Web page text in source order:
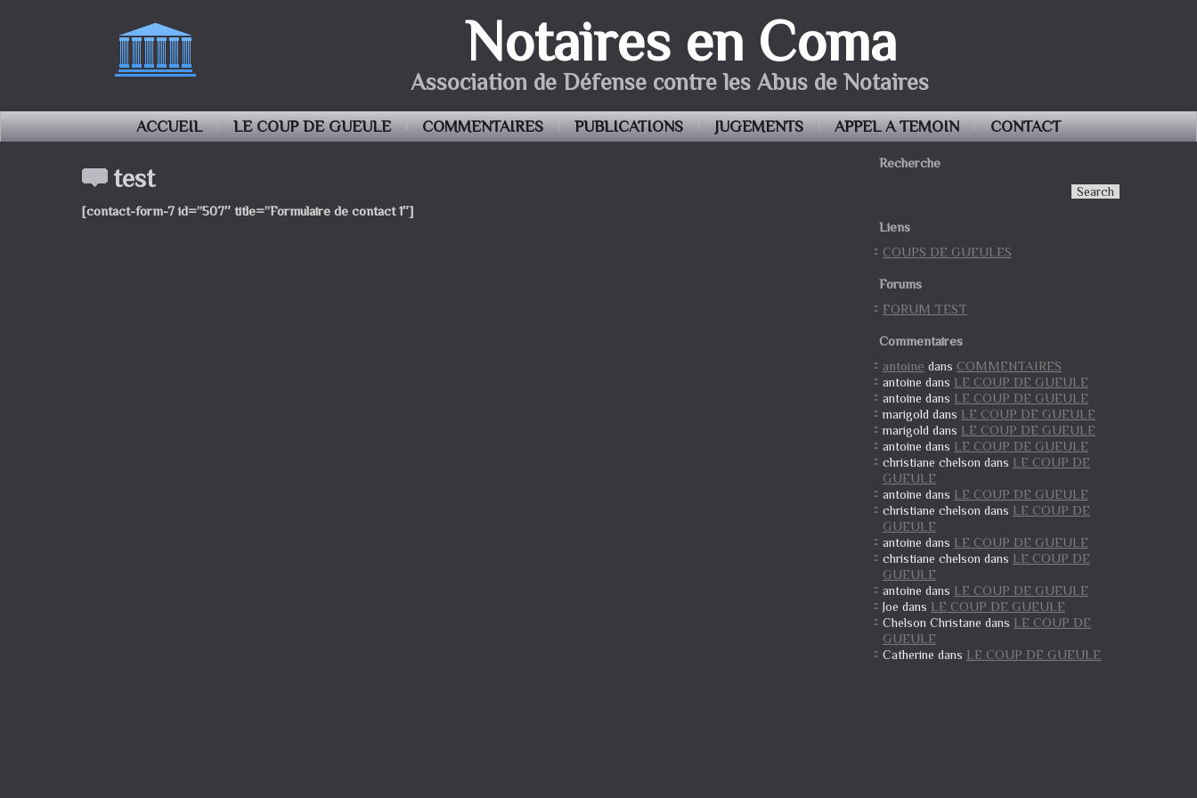
Notaires en Coma
Association de Défense contre les Abus de Notaires
ACCUEIL LE COUP DE GUEULE COMMENTAIRES PUBLICATIONS JUGEMENTS APPEL A TEMOIN CONTACT
test
[contact-form-7 id=”507″ title=”Formulaire de contact 1″]
Recherche
Liens
COUPS DE GUEULES
Forums
FORUM TEST
Commentaires
antoine dans COMMENTAIRES
antoine dans LE COUP DE GUEULE
antoine dans LE COUP DE GUEULE
marigold dans LE COUP DE GUEULE
marigold dans LE COUP DE GUEULE
antoine dans LE COUP DE GUEULE
christiane chelson dans LE COUP DE
GUEULE
antoine dans LE COUP DE GUEULE
christiane chelson dans LE COUP DE
GUEULE
antoine dans LE COUP DE GUEULE
christiane chelson dans LE COUP DE
GUEULE
antoine dans LE COUP DE GUEULE
Joe dans LE COUP DE GUEULE
Chelson Christane dans LE COUP DE
GUEULE
Catherine dans LE COUP DE GUEULE